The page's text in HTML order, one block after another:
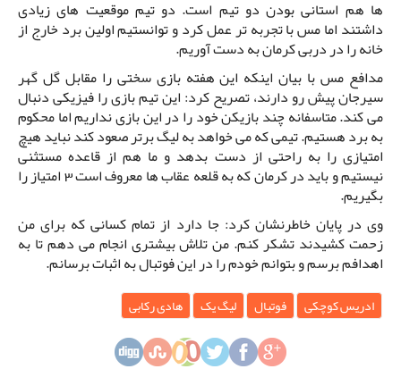
ها هم استانی بودن دو تیم است. دو تیم موقعیت های زیادی
داشتند اما مس با تجربه تر عمل کرد و توانستیم اولین برد خارج از
خانه را در دربی کرمان به دست آوریم.
مدافع مس با بیان اینکه این هفته بازی سختی را مقابل گل گهر
سیرجان پیش رو دارند، تصریح کرد: این تیم بازی را فیزیکی دنبال
می کند. متاسفانه چند بازیکن خود را در این بازی نداریم اما محکوم
به برد هستیم. تیمی که می خواهد به لیگ برتر صعود کند نباید هیچ
امتیازی را به راحتی از دست بدهد و ما هم از قاعده مستثنی
نیستیم و باید در کرمان که به قلعه عقاب ها معروف است 3 امتیاز را
بگیریم.
وی در پایان خاطرنشان کرد: جا دارد از تمام کسانی که برای من
زحمت کشیدند تشکر کنم. من تلاش بیشتری انجام می دهم تا به
اهدافم برسم و بتوانم خودم را در این فوتبال به اثبات برسانم.
ادریس کوچکی فوتبال لیگ یک هادی رکابی